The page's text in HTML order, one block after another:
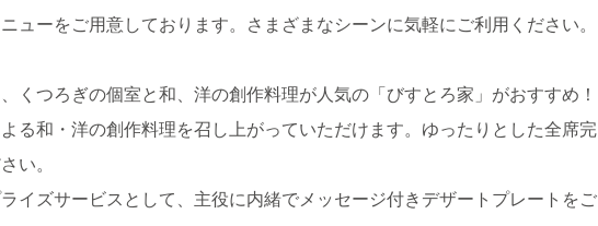
ューをご用意しております。さまざまなシーンに気軽にご利用ください。
くつろぎの個室と和、洋の創作料理が人気の「びすとろ家」がおすすめ！
る和・洋の創作料理を召し上がっていただけます。ゆったりとした全席完
い。
イズサービスとして、主役に内緒でメッセージ付きデザートプレートをご